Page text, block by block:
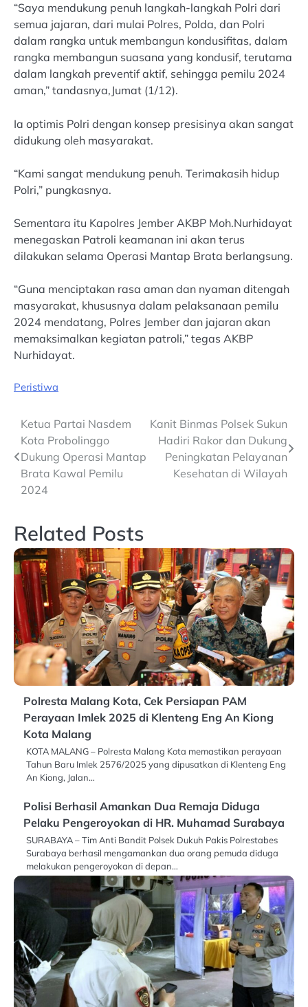
“Saya mendukung penuh langkah-langkah Polri dari
semua jajaran, dari mulai Polres, Polda, dan Polri
dalam rangka untuk membangun kondusifitas, dalam
rangka membangun suasana yang kondusif, terutama
dalam langkah preventif aktif, sehingga pemilu 2024
aman,” tandasnya,Jumat (1/12).
Ia optimis Polri dengan konsep presisinya akan sangat
didukung oleh masyarakat.
“Kami sangat mendukung penuh. Terimakasih hidup
Polri,” pungkasnya.
Sementara itu Kapolres Jember AKBP Moh.Nurhidayat
menegaskan Patroli keamanan ini akan terus
dilakukan selama Operasi Mantap Brata berlangsung.
“Guna menciptakan rasa aman dan nyaman ditengah
masyarakat, khususnya dalam pelaksanaan pemilu
2024 mendatang, Polres Jember dan jajaran akan
memaksimalkan kegiatan patroli,” tegas AKBP
Nurhidayat.
Peristiwa
Post
navigation
Ketua Partai Nasdem
Kota Probolinggo
Dukung Operasi Mantap
Brata Kawal Pemilu
2024
Kanit Binmas Polsek Sukun
Hadiri Rakor dan Dukung
Peningkatan Pelayanan
Kesehatan di Wilayah
Related Posts
Polresta Malang Kota, Cek Persiapan PAM
Perayaan Imlek 2025 di Klenteng Eng An Kiong
Kota Malang
KOTA MALANG – Polresta Malang Kota memastikan perayaan
Tahun Baru Imlek 2576/2025 yang dipusatkan di Klenteng Eng
An Kiong, Jalan…
Polisi Berhasil Amankan Dua Remaja Diduga
Pelaku Pengeroyokan di HR. Muhamad Surabaya
SURABAYA – Tim Anti Bandit Polsek Dukuh Pakis Polrestabes
Surabaya berhasil mengamankan dua orang pemuda diduga
melakukan pengeroyokan di depan…